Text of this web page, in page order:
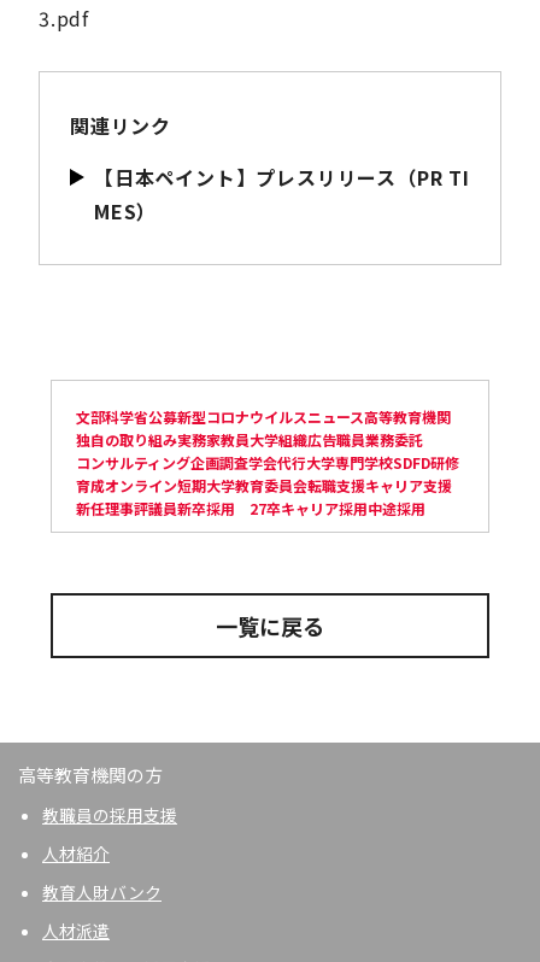
3.pdf
関連リンク
【日本ペイント】プレスリリース（PR TI
MES）
文部科学省公募新型コロナウイルスニュース高等教育機関
独自の取り組み実務家教員大学組織広告職員業務委託
コンサルティング企画調査学会代行大学専門学校SDFD研修
育成オンライン短期大学教育委員会転職支援キャリア支援
新任理事評議員新卒採用 27卒キャリア採用中途採用
一覧に戻る
高等教育機関の方
教職員の採用支援
人材紹介
教育人財バンク
人材派遣